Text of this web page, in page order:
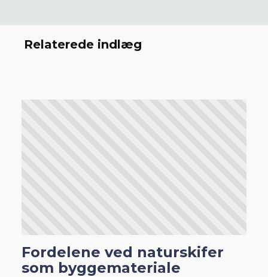
Relaterede indlæg
Fordelene ved naturskifer
som byggemateriale